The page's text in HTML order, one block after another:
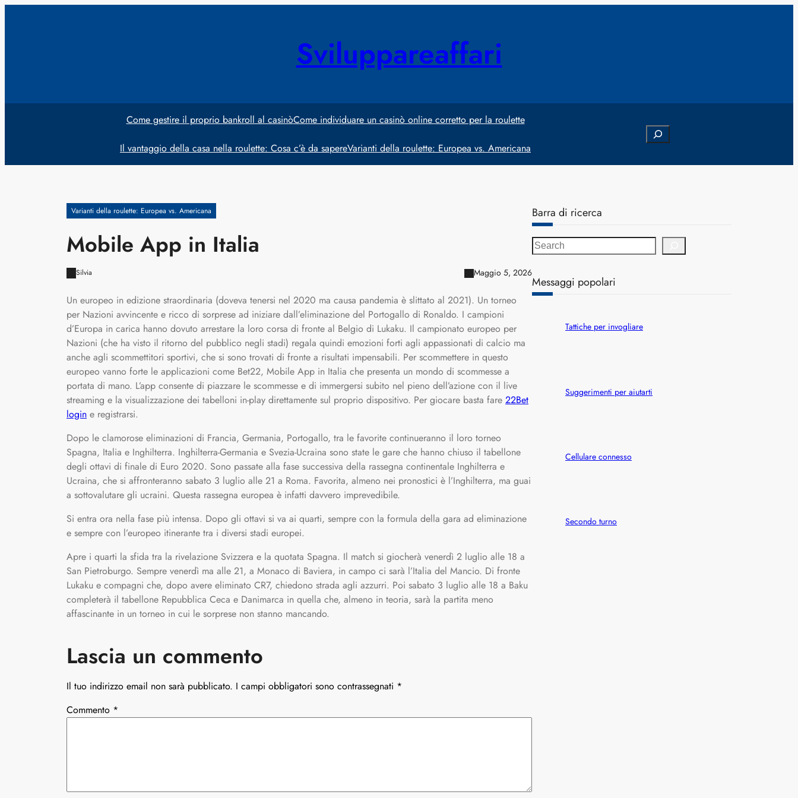
Sviluppareaffari
Come gestire il proprio bankroll al casinòCome individuare un casinò online corretto per la roulette
Il vantaggio della casa nella roulette: Cosa c’è da sapereVarianti della roulette: Europea vs. Americana
Search
Varianti della roulette: Europea vs. Americana
Mobile App in Italia
Silvia Maggio 5, 2026
Un europeo in edizione straordinaria (doveva tenersi nel 2020 ma causa pandemia è slittato al 2021). Un torneo
per Nazioni avvincente e ricco di sorprese ad iniziare dall’eliminazione del Portogallo di Ronaldo. I campioni
d’Europa in carica hanno dovuto arrestare la loro corsa di fronte al Belgio di Lukaku. Il campionato europeo per
Nazioni (che ha visto il ritorno del pubblico negli stadi) regala quindi emozioni forti agli appassionati di calcio ma
anche agli scommettitori sportivi, che si sono trovati di fronte a risultati impensabili. Per scommettere in questo
europeo vanno forte le applicazioni come Bet22, Mobile App in Italia che presenta un mondo di scommesse a
portata di mano. L’app consente di piazzare le scommesse e di immergersi subito nel pieno dell’azione con il live
streaming e la visualizzazione dei tabelloni in-play direttamente sul proprio dispositivo. Per giocare basta fare 22Bet
login e registrarsi.
Dopo le clamorose eliminazioni di Francia, Germania, Portogallo, tra le favorite continueranno il loro torneo
Spagna, Italia e Inghilterra. Inghilterra-Germania e Svezia-Ucraina sono state le gare che hanno chiuso il tabellone
degli ottavi di finale di Euro 2020. Sono passate alla fase successiva della rassegna continentale Inghilterra e
Ucraina, che si affronteranno sabato 3 luglio alle 21 a Roma. Favorita, almeno nei pronostici è l’Inghilterra, ma guai
a sottovalutare gli ucraini. Questa rassegna europea è infatti davvero imprevedibile.
Si entra ora nella fase più intensa. Dopo gli ottavi si va ai quarti, sempre con la formula della gara ad eliminazione
e sempre con l’europeo itinerante tra i diversi stadi europei.
Apre i quarti la sfida tra la rivelazione Svizzera e la quotata Spagna. Il match si giocherà venerdì 2 luglio alle 18 a
San Pietroburgo. Sempre venerdì ma alle 21, a Monaco di Baviera, in campo ci sarà l’Italia del Mancio. Di fronte
Lukaku e compagni che, dopo avere eliminato CR7, chiedono strada agli azzurri. Poi sabato 3 luglio alle 18 a Baku
completerà il tabellone Repubblica Ceca e Danimarca in quella che, almeno in teoria, sarà la partita meno
affascinante in un torneo in cui le sorprese non stanno mancando.
Lascia un commento
Il tuo indirizzo email non sarà pubblicato. I campi obbligatori sono contrassegnati *
Commento *
Barra di ricerca
S
e
a
r
c
Messaggi popolari
Tattiche per invogliare
Suggerimenti per aiutarti
Cellulare connesso
Secondo turno